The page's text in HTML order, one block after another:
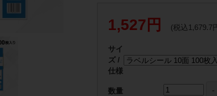
1,527円 (税込1,679.7
サイ
ズ /
仕様
数量